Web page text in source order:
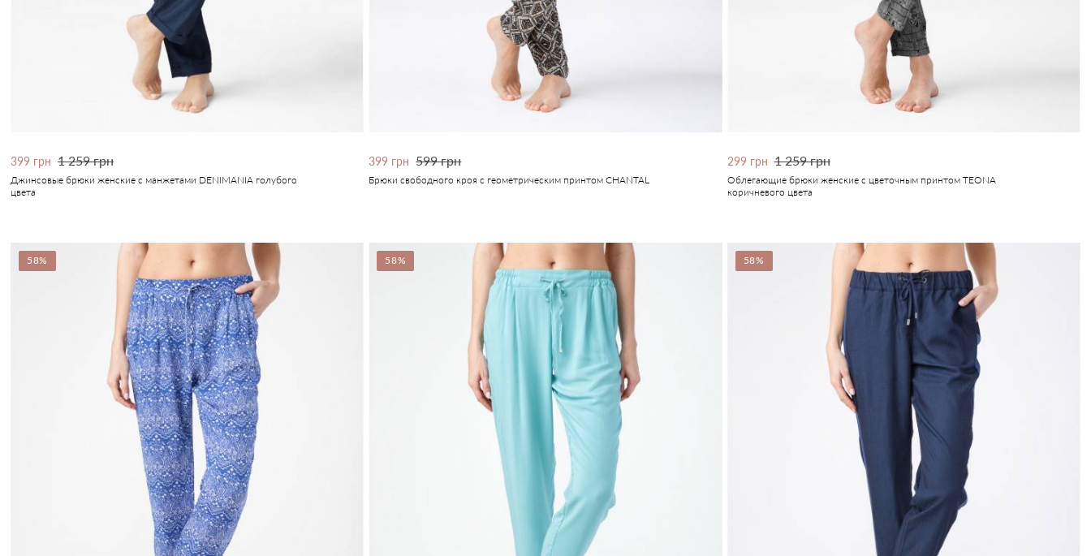
399 грн 1 259 грн
Джинсовые брюки женские с манжетами DENIMANIA голубого
цвета
399 грн 599 грн
Брюки свободного кроя с геометрическим принтом CHANTAL
299 грн 1 259 грн
Облегающие брюки женские с цветочным принтом TEONA
коричневого цвета
58% 58% 58%